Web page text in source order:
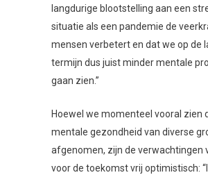
langdurige blootstelling aan een
situatie als een pandemie de
mensen verbetert en dat we op de
termijn dus juist minder mentale
gaan zien.”
Hoewel we momenteel vooral zien
mentale gezondheid van diverse
afgenomen, zijn de verwachtingen
voor de toekomst vrij optimistisch: